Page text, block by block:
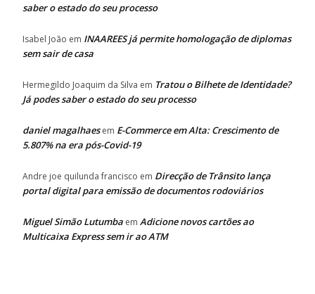
saber o estado do seu processo
Isabel João em INAAREES já permite homologação de diplomas
sem sair de casa
Hermegildo Joaquim da Silva em Tratou o Bilhete de Identidade?
Já podes saber o estado do seu processo
daniel magalhaesem E-Commerce em Alta: Crescimento de
5.807% na era pós-Covid-19
Andre joe quilunda francisco em Direcção de Trânsito lança
portal digital para emissão de documentos rodoviários
Miguel Simão Lutumba em Adicione novos cartões ao
Multicaixa Express sem ir ao ATM